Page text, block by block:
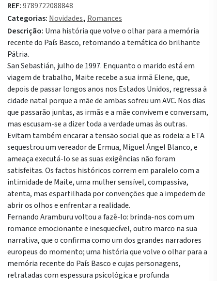
REF:9789722088848
Categorias: Novidades, Romances
Descrição: Uma história que volve o olhar para a memória
recente do País Basco, retomando a temática do brilhante
Pátria.
San Sebastián, julho de 1997. Enquanto o marido está em
viagem de trabalho, Maite recebe a sua irmã Elene, que,
depois de passar longos anos nos Estados Unidos, regressa à
cidade natal porque a mãe de ambas sofreu um AVC. Nos dias
que passarão juntas, as irmãs e a mãe convivem e conversam,
mas escusam-se a dizer toda a verdade umas às outras.
Evitam também encarar a tensão social que as rodeia: a ETA
sequestrou um vereador de Ermua, Miguel Ángel Blanco, e
ameaça executá-lo se as suas exigências não foram
satisfeitas. Os factos históricos correm em paralelo com a
intimidade de Maite, uma mulher sensível, compassiva,
atenta, mas espartilhada por convenções que a impedem de
abrir os olhos e enfrentar a realidade.
Fernando Aramburu voltou a fazê-lo: brinda-nos com um
romance emocionante e inesquecível, outro marco na sua
narrativa, que o confirma como um dos grandes narradores
europeus do momento; uma história que volve o olhar para a
memória recente do País Basco e cujas personagens,
retratadas com espessura psicológica e profunda